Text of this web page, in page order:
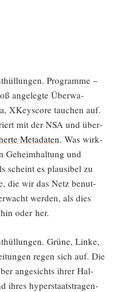
Pro­gram­me –
ange­leg­te Über­wa­
XKeyscore tau­chen auf.
mit der NSA und über­
Meta­da­ten. Was wirk­
Geheim­hal­tung und
scheint es plau­si­bel zu
die wir das Netz benut­
wer­den, als dies
oder her.
Grü­ne, Lin­ke,
regen sich auf. Die
ange­sichts ihrer Hal­
ihres hyper­staats­tra­gen­